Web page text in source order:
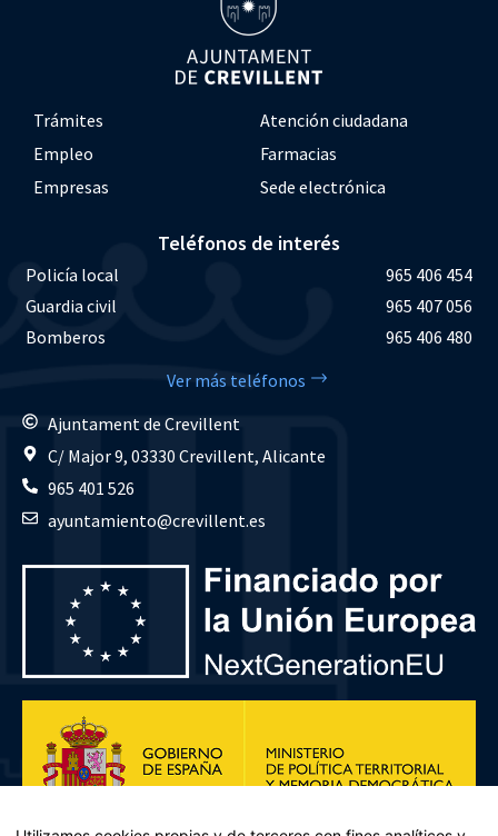
Trámites
Atención ciudadana
Empleo
Farmacias
Empresas
Sede electrónica
Teléfonos de interés
Policía local
965 406 454
Guardia civil
965 407 056
Bomberos
965 406 480
Ver más teléfonos
Ajuntament de Crevillent
C/ Major 9, 03330 Crevillent, Alicante
965 401 526
ayuntamiento@crevillent.es